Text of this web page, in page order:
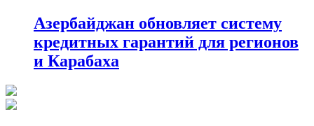
Азербайджан обновляет систему
кредитных гарантий для регионов
и Карабаха